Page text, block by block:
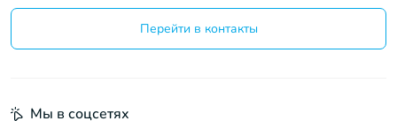
Перейти в контакты
Мы в соцсетях